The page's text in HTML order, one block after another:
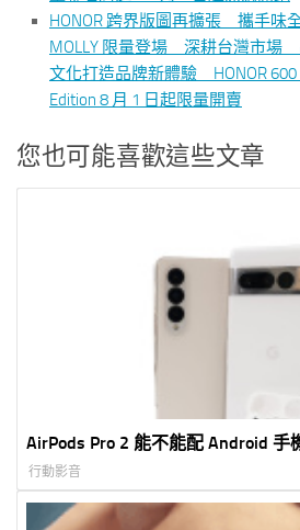
HONOR 跨界版圖再擴張 攜手味
MOLLY 限量登場 深耕台灣市場
文化打造品牌新體驗 HONOR 600
Edition 8 月 1 日起限量開賣
您也可能喜歡這些文章
AirPods Pro 2 能不能配 Android 手
行動影音